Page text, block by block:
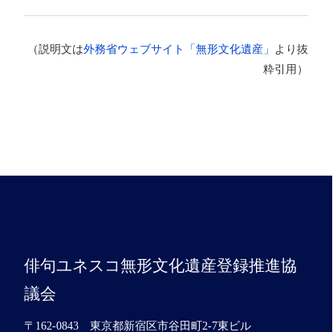
（説明文は外務省ウェブサイト「無形文化遺産」
より抜
粋引用）
俳句ユネスコ無形文化遺産登録推進協
議会
〒162-0843 東京都新宿区市谷田町2-7東ビル